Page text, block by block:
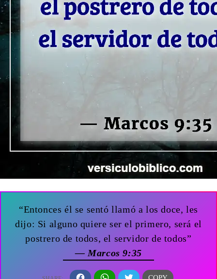
“Entonces él se sentó llamó a los doce, les
dijo: Si alguno quiere ser el primero, será el
postrero de todos, el servidor de todos”
— Marcos 9:35